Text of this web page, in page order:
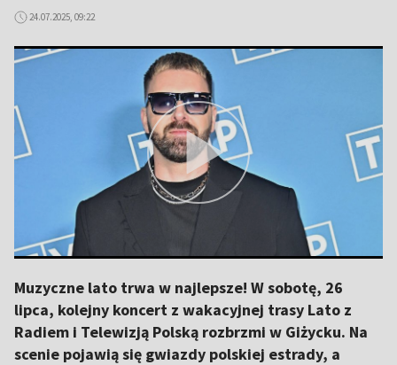
24.07.2025, 09:22
Muzyczne lato trwa w najlepsze! W sobotę, 26
lipca, kolejny koncert z wakacyjnej trasy Lato z
Radiem i Telewizją Polską rozbrzmi w Giżycku. Na
scenie pojawią się gwiazdy polskiej estrady, a